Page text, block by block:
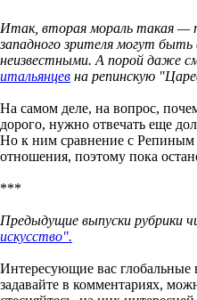
Итак, вторая мораль такая —
западного зрителя могут
неизвестными. А порой даже
итальянцев на репинскую
На самом деле, на вопрос,
дорого, нужно отвечать еще
Но к ним сравнение с Репиным
отношения, поэтому пока
***
Предыдущие выпуски рубрики
искусство".
Интересующие вас глобальные
задавайте в комментариях,